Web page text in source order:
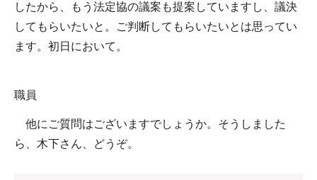
したから、もう法定協の議案も提案していますし、議決
してもらいたいと。ご判断してもらいたいとは思ってい
ます。初日において。
職員
他にご質問はございますでしょうか。そうしました
ら、木下さん、どうぞ。